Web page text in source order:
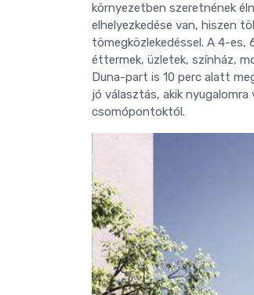
környezetben szeretnének
elhelyezkedése van, hiszen
tömegközlekedéssel. A 4-es,
éttermek, üzletek, színház,
Duna-part is 10 perc alatt
jó választás, akik
csomópontoktól.